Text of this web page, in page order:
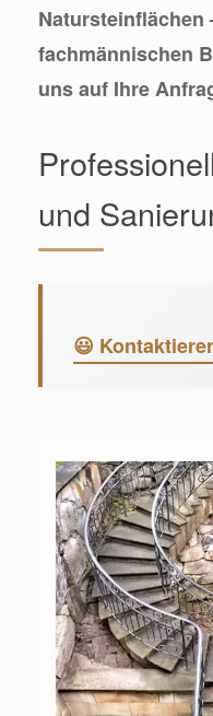
Natursteinflächen
fachmännischen
uns auf Ihre
und
😃